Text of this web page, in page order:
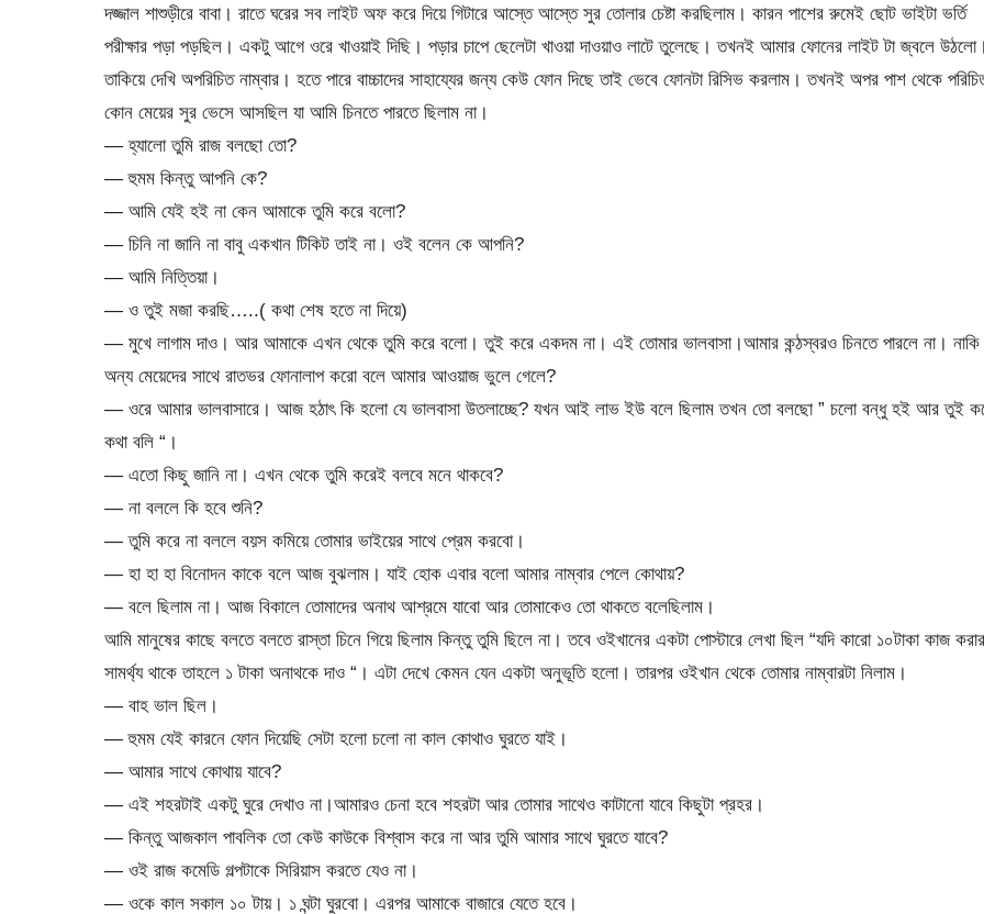
দজ্জাল শাশুড়ীরে বাবা। রাতে ঘরের সব লাইট অফ করে দিয়ে গিটারে আস্তে আস্তে সুর তোলার চেষ্টা করছিলাম। কারন পাশের রুমেই ছোট ভাইটা ভর্তি
পরীক্ষার পড়া পড়ছিল। একটু আগে ওরে খাওয়াই দিছি। পড়ার চাপে ছেলেটা খাওয়া দাওয়াও লাটে তুলেছে। তখনই আমার ফোনের লাইট টা জ্বলে
তাকিয়ে দেখি অপরিচিত নাম্বার। হতে পারে বাচ্চাদের সাহায্যের জন্য কেউ ফোন দিছে তাই ভেবে ফোনটা রিসিভ করলাম। তখনই অপর পাশ থেকে
কোন মেয়ের সুর ভেসে আসছিল যা আমি চিনতে পারতে ছিলাম না।
— হ্যালো তুমি রাজ বলছো তো?
— হুমম কিন্তু আপনি কে?
— আমি যেই হই না কেন আমাকে তুমি করে বলো?
— চিনি না জানি না বাবু একখান টিকিট তাই না। ওই বলেন কে আপনি?
— আমি নিত্তিয়া।
— ও তুই মজা করছি…..( কথা শেষ হতে না দিয়ে)
— মুখে লাগাম দাও। আর আমাকে এখন থেকে তুমি করে বলো। তুই করে একদম না। এই তোমার ভালবাসা।আমার কন্ঠস্বরও চিনতে পারলে না। নাকি
অন্য মেয়েদের সাথে রাতভর ফোনালাপ করো বলে আমার আওয়াজ ভুলে গেলে?
— ওরে আমার ভালবাসারে। আজ হঠাৎ কি হলো যে ভালবাসা উতলাচ্ছে? যখন আই লাভ ইউ বলে ছিলাম তখন তো বলছো ” চলো বন্ধু হই আর তুই
কথা বলি “।
— এতো কিছু জানি না। এখন থেকে তুমি করেই বলবে মনে থাকবে?
— না বললে কি হবে শুনি?
— তুমি করে না বললে বয়স কমিয়ে তোমার ভাইয়ের সাথে প্রেম করবো।
— হা হা হা বিনোদন কাকে বলে আজ বুঝলাম। যাই হোক এবার বলো আমার নাম্বার পেলে কোথায়?
— বলে ছিলাম না। আজ বিকালে তোমাদের অনাথ আশ্রমে যাবো আর তোমাকেও তো থাকতে বলেছিলাম।
আমি মানুষের কাছে বলতে বলতে রাস্তা চিনে গিয়ে ছিলাম কিন্তু তুমি ছিলে না। তবে ওইখানের একটা পোস্টারে লেখা ছিল “যদি কারো ১০টাকা কাজ করার
সামর্থ্য থাকে তাহলে ১ টাকা অনাথকে দাও “। এটা দেখে কেমন যেন একটা অনুভূতি হলো। তারপর ওইখান থেকে তোমার নাম্বারটা নিলাম।
— বাহ ভাল ছিল।
— হুমম যেই কারনে ফোন দিয়েছি সেটা হলো চলো না কাল কোথাও ঘুরতে যাই।
— আমার সাথে কোথায় যাবে?
— এই শহরটাই একটু ঘুরে দেখাও না।আমারও চেনা হবে শহরটা আর তোমার সাথেও কাটানো যাবে কিছুটা প্রহর।
— কিন্তু আজকাল পাবলিক তো কেউ কাউকে বিশ্বাস করে না আর তুমি আমার সাথে ঘুরতে যাবে?
— ওই রাজ কমেডি গল্পটাকে সিরিয়াস করতে যেও না।
— ওকে কাল সকাল ১০ টায়। ১ ঘন্টা ঘুরবো। এরপর আমাকে বাজারে যেতে হবে।